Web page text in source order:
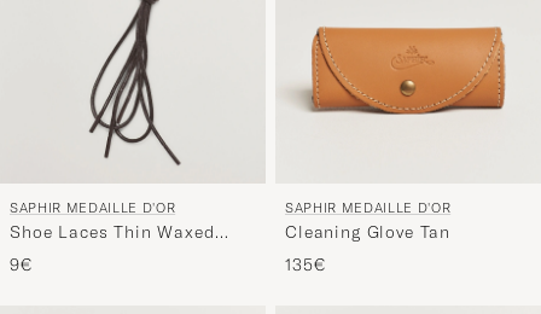
SAPHIR MEDAILLE D'OR
Shoe Laces Thin Waxed
75cm Dark Brown
9€
SAPHIR MEDAILLE D'OR
Cleaning Glove Tan
135€